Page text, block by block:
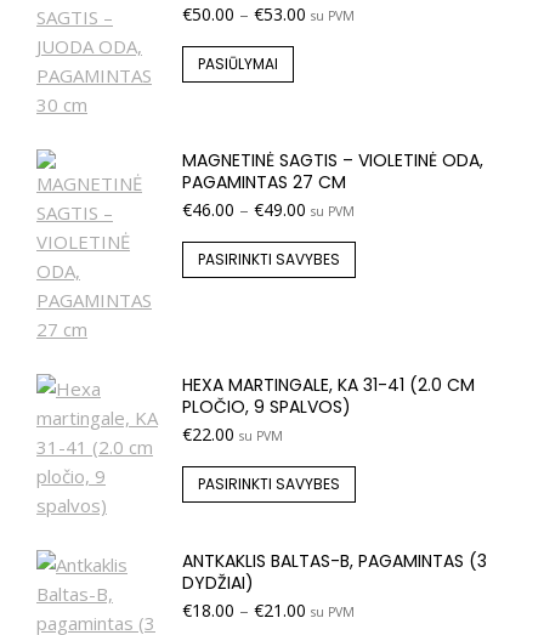
€50.00 – €53.00 su PVM
PASIŪLYMAI
MAGNETINĖ SAGTIS – VIOLETINĖ ODA,
PAGAMINTAS 27 CM
€46.00 – €49.00 su PVM
PASIRINKTI SAVYBES
HEXA MARTINGALE, KA 31-41 (2.0 CM
PLOČIO, 9 SPALVOS)
€22.00 su PVM
PASIRINKTI SAVYBES
ANTKAKLIS BALTAS-B, PAGAMINTAS (3
DYDŽIAI)
€18.00 – €21.00 su PVM